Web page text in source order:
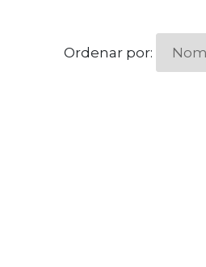
Ordenar por: